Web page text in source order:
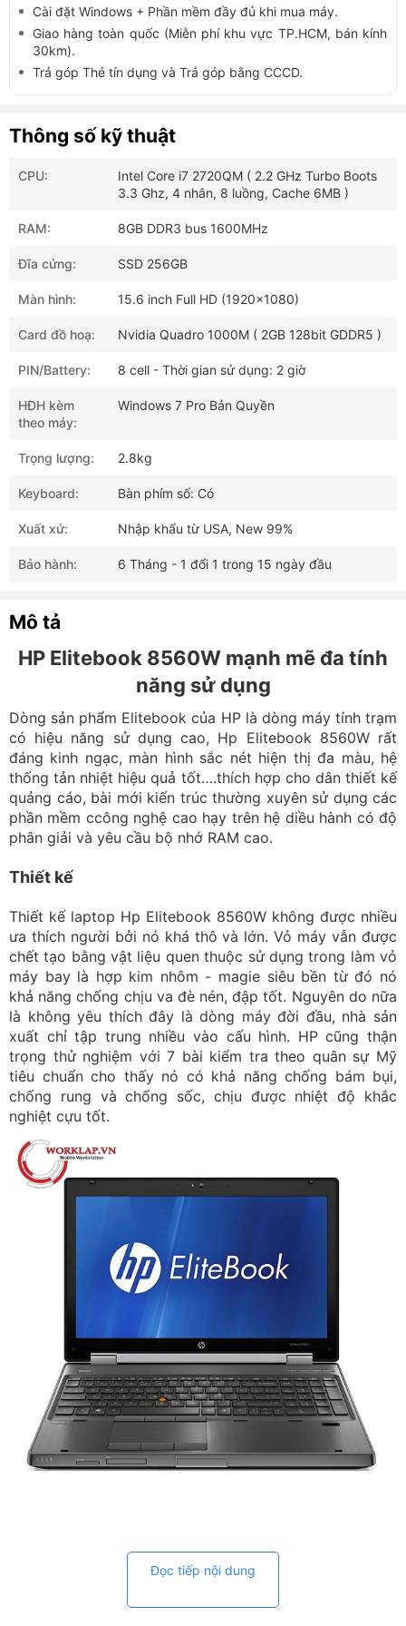
Cài đặt Windows + Phần mềm đầy đủ khi mua máy.
Giao hàng toàn quốc (Miễn phí khu vực TP.HCM, bán kính
30km).
Trả góp Thẻ tín dụng và Trả góp bằng CCCD.
Mô tả
HP Elitebook 8560W mạnh mẽ đa tính
năng sử dụng
Dòng sản phẩm Elitebook của HP là dòng máy tính trạm
có hiệu năng sử dụng cao, Hp Elitebook 8560W rất
đáng kinh ngạc, màn hình sắc nét hiện thị đa màu, hệ
thống tản nhiệt hiệu quả tốt….thích hợp cho dân thiết kế
quảng cáo, bài mới kiến trúc thường xuyên sử dụng các
phần mềm ccông nghệ cao hạy trên hệ diều hành có độ
phân giải và yêu cầu bộ nhớ RAM cao.
Thiết kế
Thiết kế laptop Hp Elitebook 8560W không được nhiều
ưa thích người bởi nó khá thô và lớn. Vỏ máy vẫn được
chết tạo bằng vật liệu quen thuộc sử dụng trong làm vỏ
máy bay là hợp kim nhôm - magie siêu bền từ đó nó
khả năng chống chịu va đè nén, đập tốt. Nguyên do nữa
là không yêu thích đây là dòng máy đời đầu, nhà sản
xuất chỉ tập trung nhiều vào cấu hình. HP cũng thận
trọng thử nghiệm với 7 bài kiểm tra theo quân sự Mỹ
tiêu chuẩn cho thấy nó có khả năng chống bám bụi,
chống rung và chống sốc, chịu được nhiệt độ khắc
nghiệt cựu tốt.
kim
không dễ dàng cho việc di chuyển với cồng kềnh của
Đọc tiếp nội dung
Thông số kỹ thuật
CPU:
Intel Core i7 2720QM ( 2.2 GHz Turbo Boots
3.3 Ghz, 4 nhân, 8 luồng, Cache 6MB )
RAM: 8GB DDR3 bus 1600MHz
Đĩa cứng: SSD 256GB
Màn hình: 15.6 inch Full HD (1920x1080)
Card đồ hoạ: Nvidia Quadro 1000M ( 2GB 128bit GDDR5 )
PIN/Battery: 8 cell - Thời gian sử dụng: 2 giờ
HĐH kèm
theo máy:
Windows 7 Pro Bản Quyền
Trọng lượng: 2.8kg
Keyboard: Bàn phím số: Có
Xuất xứ: Nhập khẩu từ USA, New 99%
Bảo hành: 6 Tháng - 1 đổi 1 trong 15 ngày đầu